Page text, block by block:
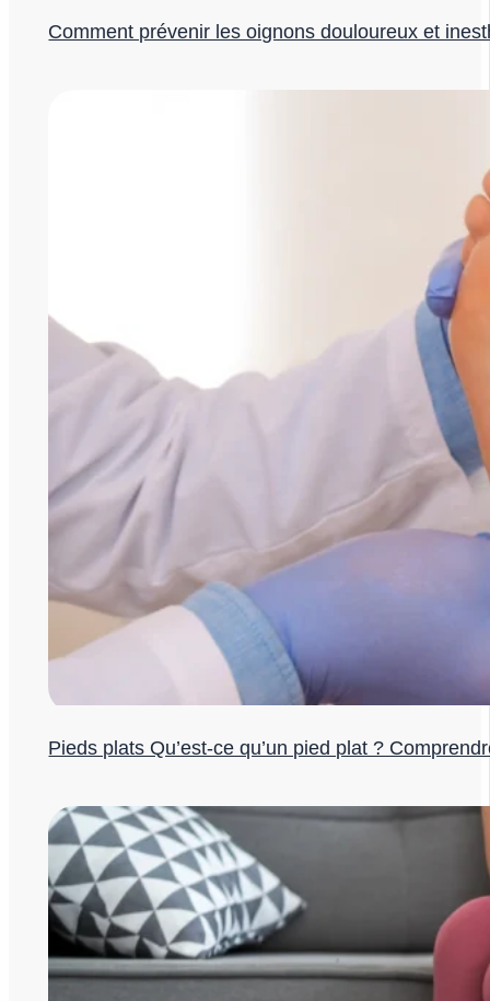
Comment prévenir les oignons douloureux et
Pieds plats Qu’est-ce qu’un pied plat ?